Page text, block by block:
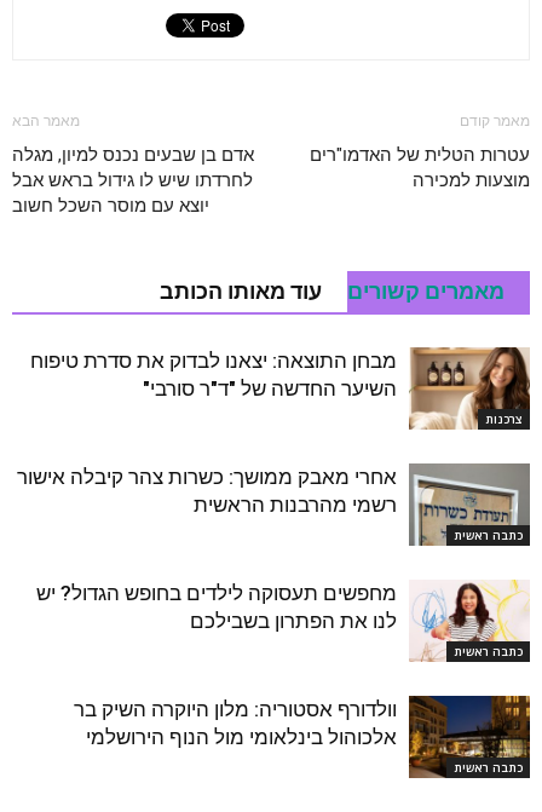
מאמר קודם
עטרות הטלית של האדמו"רים
מוצעות למכירה
מאמר הבא
אדם בן שבעים נכנס למיון, מגלה
לחרדתו שיש לו גידול בראש אבל
יוצא עם מוסר השכל חשוב
מאמרים קשורים עוד מאותו הכותב
צרכנות
מבחן התוצאה: יצאנו לבדוק את סדרת טיפוח
השיער החדשה של "ד"ר סורבי"
כתבה ראשית
אחרי מאבק ממושך: כשרות צהר קיבלה אישור
רשמי מהרבנות הראשית
כתבה ראשית
מחפשים תעסוקה לילדים בחופש הגדול? יש
לנו את הפתרון בשבילכם
כתבה ראשית
וולדורף אסטוריה: מלון היוקרה השיק בר
אלכוהול בינלאומי מול הנוף הירושלמי